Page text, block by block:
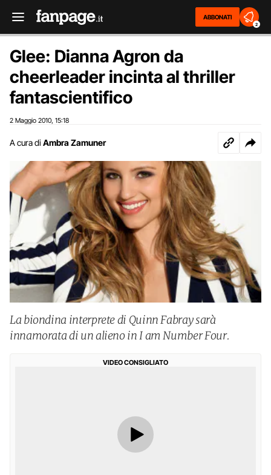
ABBONATI
2
Glee: Dianna Agron da
cheerleader incinta al thriller
fantascientifico
2 Maggio 2010 15:18
A cura di Ambra Zamuner
La biondina interprete di Quinn Fabray sarà
innamorata di un alieno in I am Number Four.
VIDEO CONSIGLIATO